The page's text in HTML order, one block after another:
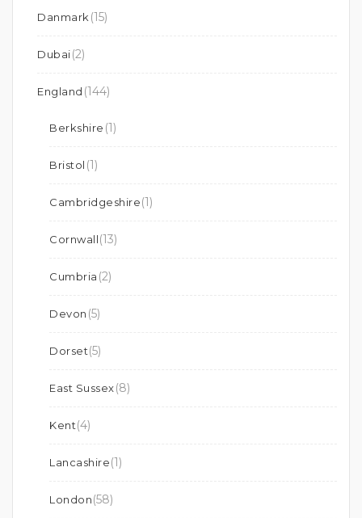
Danmark (15)
Dubai(2)
England (144)
Berkshire (1)
Bristol (1)
Cambridgeshire(1)
Cornwall(13)
Cumbria (2)
Devon (5)
Dorset(5)
East Sussex(8)
Kent(4)
Lancashire(1)
London(58)